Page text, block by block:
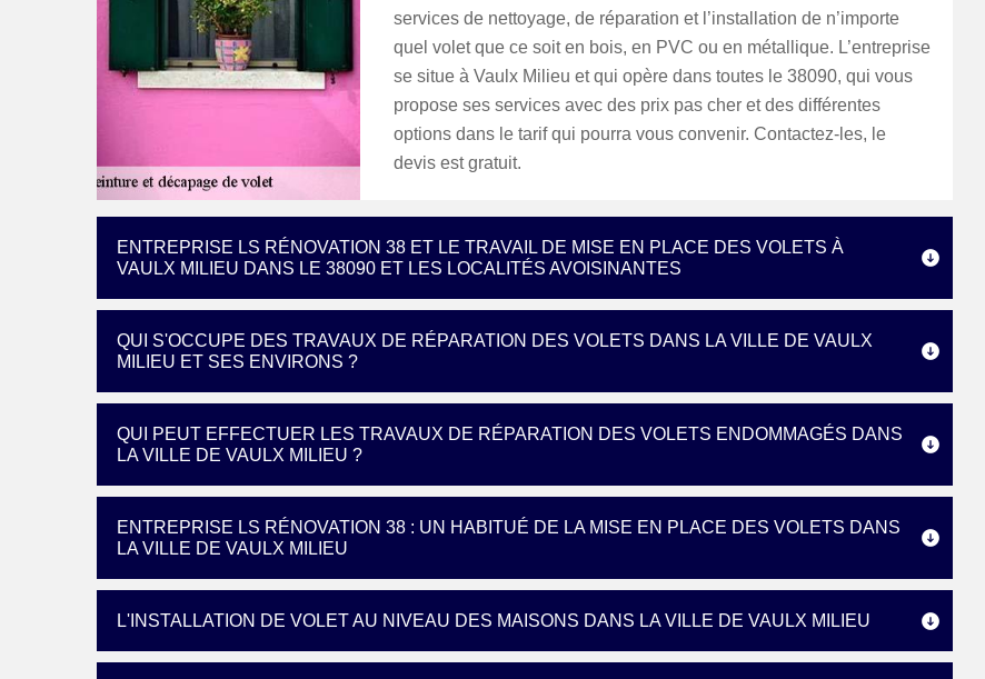
services de nettoyage, de réparation et l’installation de n’importe
quel volet que ce soit en bois, en PVC ou en métallique. L’entreprise
se situe à Vaulx Milieu et qui opère dans toutes le 38090, qui vous
propose ses services avec des prix pas cher et des différentes
options dans le tarif qui pourra vous convenir. Contactez-les, le
devis est gratuit.
ENTREPRISE LS RÉNOVATION 38 ET LE TRAVAIL DE MISE EN PLACE DES VOLETS À
VAULX MILIEU DANS LE 38090 ET LES LOCALITÉS AVOISINANTES
QUI S'OCCUPE DES TRAVAUX DE RÉPARATION DES VOLETS DANS LA VILLE DE VAULX
MILIEU ET SES ENVIRONS ?
QUI PEUT EFFECTUER LES TRAVAUX DE RÉPARATION DES VOLETS ENDOMMAGÉS DANS
LA VILLE DE VAULX MILIEU ?
ENTREPRISE LS RÉNOVATION 38 : UN HABITUÉ DE LA MISE EN PLACE DES VOLETS DANS
LA VILLE DE VAULX MILIEU
L'INSTALLATION DE VOLET AU NIVEAU DES MAISONS DANS LA VILLE DE VAULX MILIEU